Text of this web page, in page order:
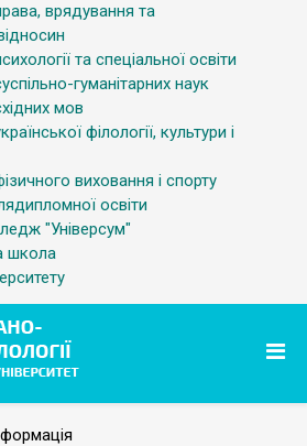
врядування та
та спеціальної освіти
гуманітарних наук
мов
філології, культури і
виховання і спорту
освіти
"Універсум"
школа